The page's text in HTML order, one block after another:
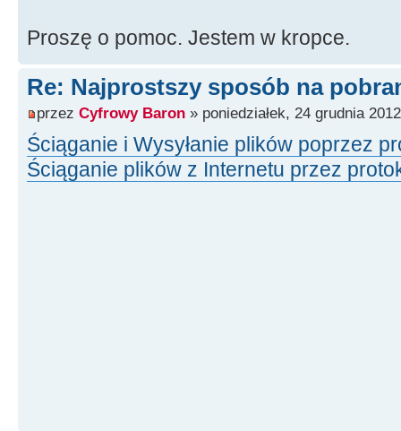
Proszę o pomoc. Jestem w kropce.
Re: Najprostszy sposób na
przez Cyfrowy Baron » poniedziałek, 24 grudnia
Ściąganie i Wysyłanie plików poprzez
Ściąganie plików z Internetu przez